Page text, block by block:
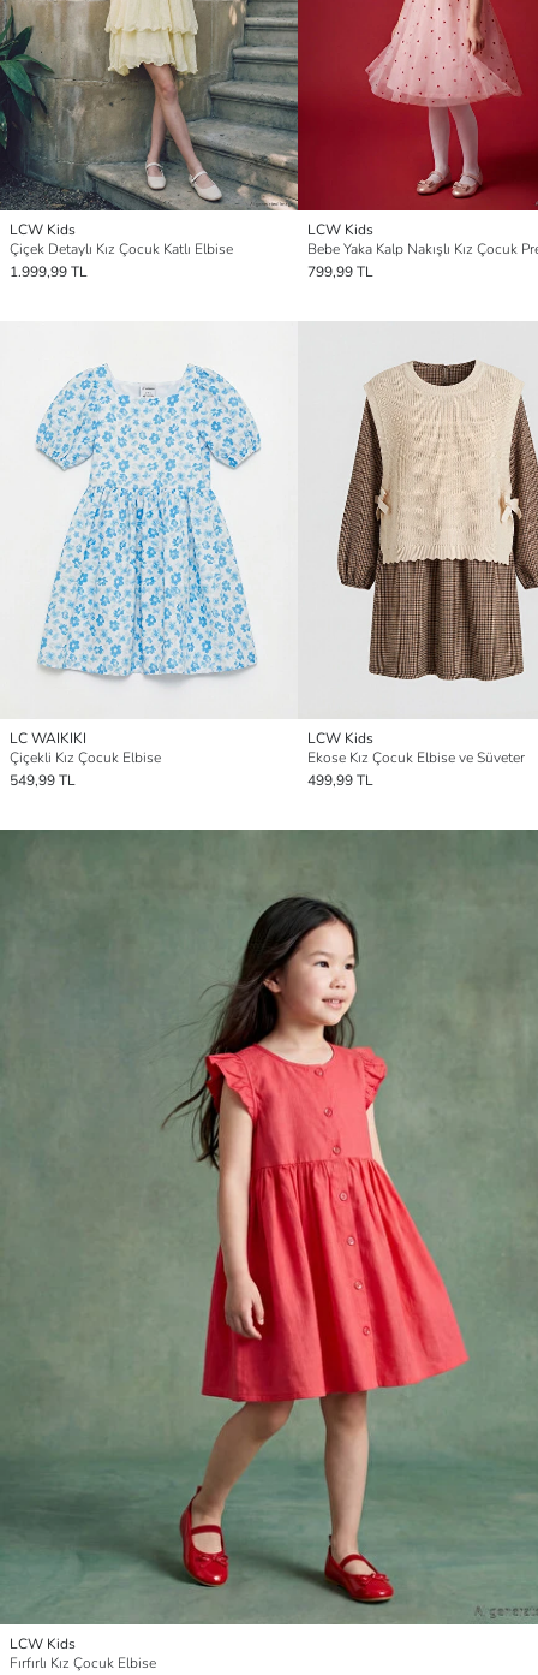
LCW Kids
Çiçek Detaylı Kız Çocuk Katlı Elbise
1.999,99 TL
LCW Kids
799,99 TL
LC WAIKIKI
Çiçekli Kız Çocuk Elbise
549,99 TL
LCW Kids
Ekose Kız Çocuk Elbise ve Süveter
499,99 TL
LCW Kids
Fırfırlı Kız Çocuk Elbise